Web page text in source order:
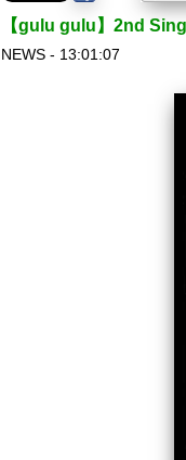
【gulu gulu】2nd
NEWS - 13:01:07